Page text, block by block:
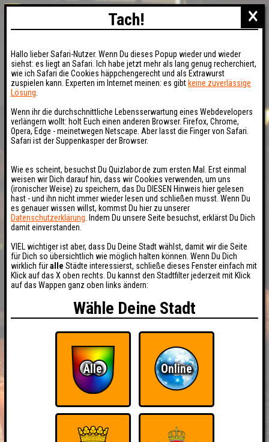
×
Tach!
Hallo lieber Safari-Nutzer. Wenn Du dieses Popup wieder und wieder
siehst: es liegt an Safari. Ich habe jetzt mehr als lang genug recherchiert,
wie ich Safari die Cookies häppchengerecht und als Extrawurst
zuspielen kann. Experten im Internet meinen: es gibt keine zuverlässige
Lösung
Wenn ihr die durchschnittliche Lebensserwartung eines Webdevelopers
verlängern wollt: holt Euch einen anderen Browser. Firefox, Chrome,
Opera, Edge - meinetwegen Netscape. Aber lasst die Finger von Safari.
Safari ist der Suppenkasper der Browser.
Wie es scheint, besuchst Du Quizlabor.de zum ersten Mal. Erst einmal
weisen wir Dich darauf hin, dass wir Cookies verwenden, um uns
(ironischer Weise) zu speichern, das Du DIESEN Hinweis hier gelesen
hast - und ihn nicht immer wieder lesen und schließen musst. Wenn Du
es genauer wissen willst, kommst Du hier zu unserer
Datenschutzerklärung . Indem Du unsere Seite besuchst, erklärst Du Dich
damit einverstanden.
VIEL wichtiger ist aber, dass Du Deine Stadt wählst, damit wir die Seite
für Dich so übersichtlich wie möglich halten können. Wenn Du Dich
wirklich füralle Städte interessierst, schließe dieses Fenster einfach mit
Klick auf das X oben rechts. Du kannst den Stadtfilter jederzeit mit Klick
auf das Wappen ganz oben links ändern:
Wähle Deine Stadt
Alle Online